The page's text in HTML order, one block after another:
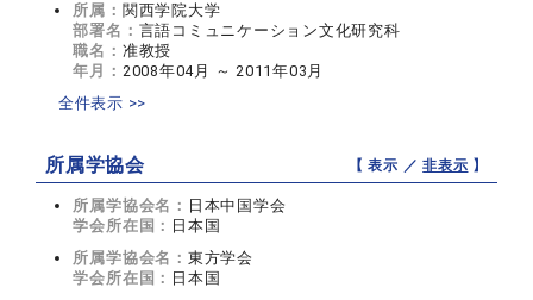
所属： 関西学院大学
部署名： 言語コミュニケーション文化研究科
職名： 准教授
年月： 2008年04月 ～ 2011年03月
全件表示 >>
所属学協会 【 表示 ／非表示 】
所属学協会名： 日本中国学会
学会所在国： 日本国
所属学協会名： 東方学会
学会所在国： 日本国